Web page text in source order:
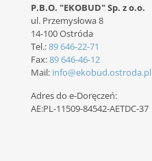
P.B.O. "EKOBUD" Sp. z o.o.
ul. Przemysłowa 8
14-100 Ostróda
Tel.:89 646-22-71
Fax:89 646-46-12
Mail: info@ekobud.ostroda.pl
Adres do e-Doręczeń:
AE:PL-11509-84542-AETDC-37